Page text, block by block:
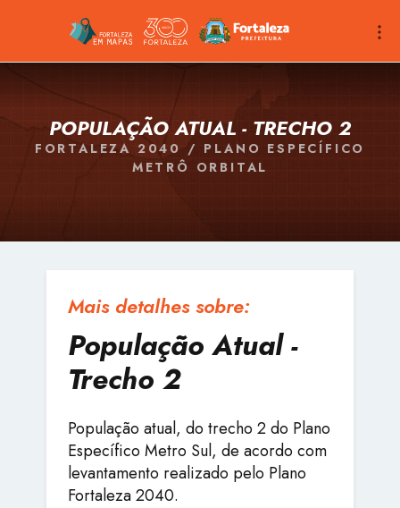
POPULAÇÃO ATUAL - TRECHO 2
FORTALEZA 2040 / PLANO ESPECÍFICO
METRÔ ORBITAL
Mais detalhes sobre:
População Atual -
Trecho 2
População atual, do trecho 2 do Plano
Específico Metro Sul, de acordo com
levantamento realizado pelo Plano
Fortaleza 2040.